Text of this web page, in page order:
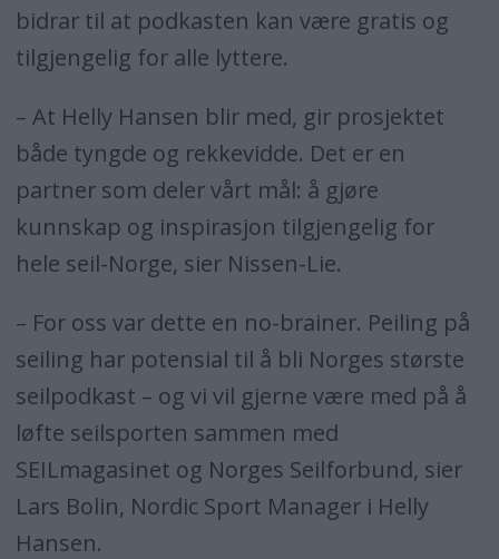
bidrar til at podkasten kan være gratis og
tilgjengelig for alle lyttere.
– At Helly Hansen blir med, gir prosjektet
både tyngde og rekkevidde. Det er en
partner som deler vårt mål: å gjøre
kunnskap og inspirasjon tilgjengelig for
hele seil-Norge, sier Nissen-Lie.
– For oss var dette en no-brainer. Peiling på
seiling har potensial til å bli Norges største
seilpodkast – og vi vil gjerne være med på å
løfte seilsporten sammen med
SEILmagasinet og Norges Seilforbund, sier
Lars Bolin, Nordic Sport Manager i Helly
Hansen.